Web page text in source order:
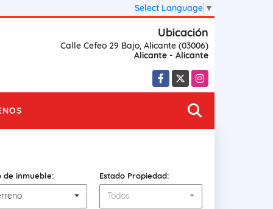
Select Language ▼
Ubicación
Calle Cefeo 29 Bajo, Alicante (03006)
Alicante - Alicante
Facebook
X Instagram
de inmueble: Estado Propiedad:
Todos